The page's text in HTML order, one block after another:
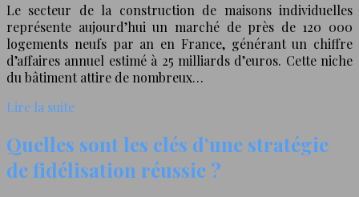
Le secteur de la construction de maisons individuelles
représente aujourd’hui un marché de près de 120 000
logements neufs par an en France, générant un chiffre
d’affaires annuel estimé à 25 milliards d’euros. Cette niche
du bâtiment attire de nombreux…
Lire la suite
Quelles sont les clés d’une stratégie
de fidélisation réussie ?